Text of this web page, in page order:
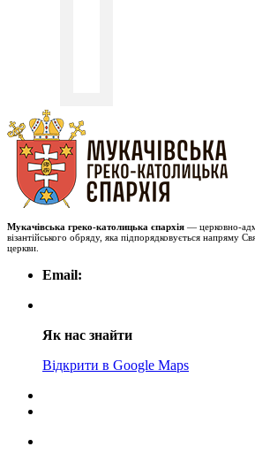
Мукачівська греко-католицька єпархія — церковно-
візантійського обряду, яка підпорядковується напряму
церкви.
Email:
Як нас знайти
Відкрити в Google Maps